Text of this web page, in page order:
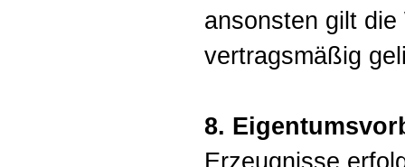
ansonsten gilt
vertragsmäßig
8.
Erzeugnisse